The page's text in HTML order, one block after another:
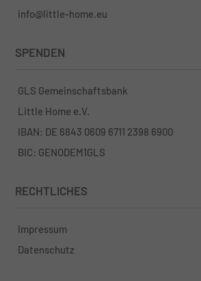
info@little-home.eu
SPENDEN
GLS Gemeinschaftsbank
Little Home e.V.
IBAN: DE 6843 0609 6711 2398 6900
BIC: GENODEM1GLS
RECHTLICHES
Impressum
Datenschutz